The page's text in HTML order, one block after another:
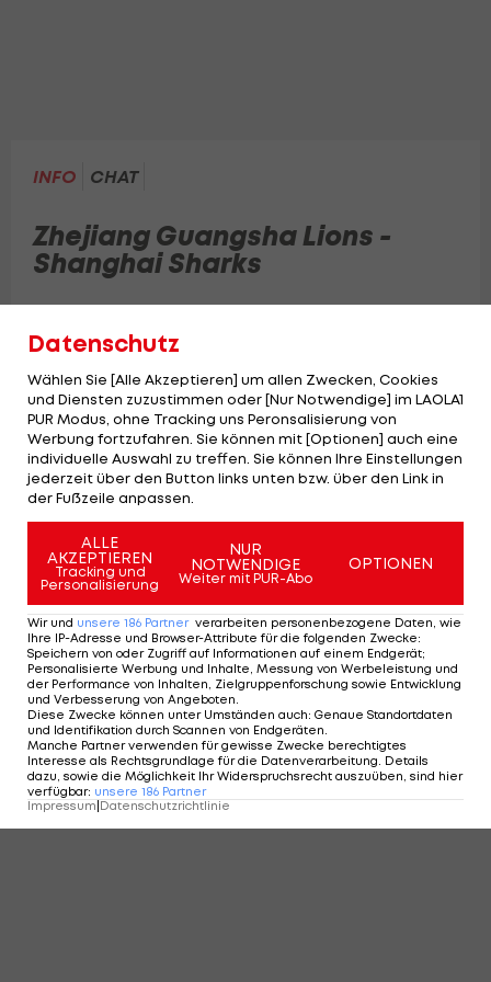
INFO CHAT
Zhejiang Guangsha Lions -
Shanghai Sharks
Datenschutz
Wählen Sie [Alle Akzeptieren] um allen Zwecken, Cookies
und Diensten zuzustimmen oder [Nur Notwendige] im LAOLA1
PUR Modus, ohne Tracking uns Peronsalisierung von
Werbung fortzufahren. Sie können mit [Optionen] auch eine
individuelle Auswahl zu treffen. Sie können Ihre Einstellungen
jederzeit über den Button links unten bzw. über den Link in
der Fußzeile anpassen.
ALLE
AKZEPTIEREN
Tracking und
Personalisierung
NUR
NOTWENDIGE
Weiter mit PUR-Abo
OPTIONEN
Wir und unsere 186 Partner verarbeiten personenbezogene Daten, wie
Ihre IP-Adresse und Browser-Attribute für die folgenden Zwecke:
Speichern von oder Zugriff auf Informationen auf einem Endgerät;
Personalisierte Werbung und Inhalte, Messung von Werbeleistung und
der Performance von Inhalten, Zielgruppenforschung sowie Entwicklung
und Verbesserung von Angeboten.
Diese Zwecke können unter Umständen auch: Genaue Standortdaten
und Identifikation durch Scannen von Endgeräten.
Manche Partner verwenden für gewisse Zwecke berechtigtes
Interesse als Rechtsgrundlage für die Datenverarbeitung. Details
dazu, sowie die Möglichkeit Ihr Widerspruchsrecht auszuüben, sind hier
verfügbar: unsere 186 Partner
Impressum Datenschutzrichtlinie